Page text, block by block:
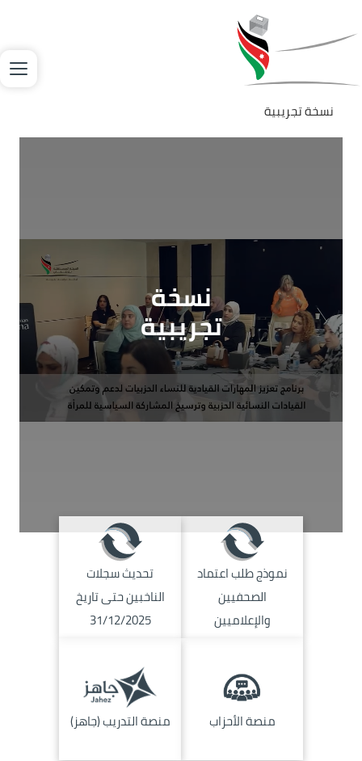
تجاوز إلى المحتوى الرئيسي
نسخة تجريبية
نسخة
تجريبية
الصورة
نموذج طلب اعتماد
الصحفيين
والإعلاميين
الصورة
تحديث سجلات
الناخبين حتى تاريخ
31/12/2025
الصورة
منصة الأحزاب
الصورة
منصة التدريب (جاهز)